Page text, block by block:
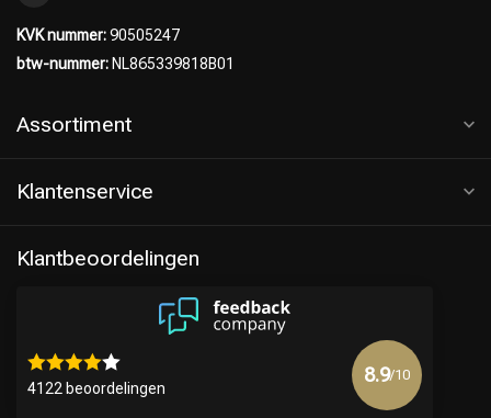
KVK nummer:90505247
btw-nummer: NL865339818B01
Assortiment
Klantenservice
Klantbeoordelingen
4122 beoordelingen
8.9/10